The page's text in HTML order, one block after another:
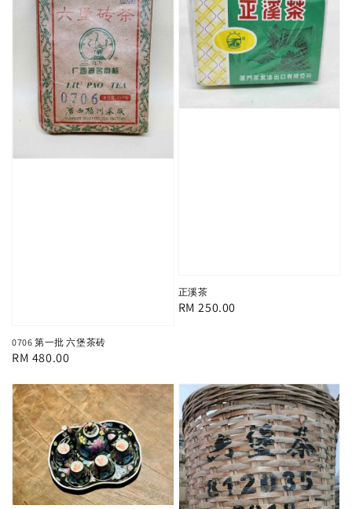
0706 第一批 六堡茶砖
Regular
RM 480.00
正溪茶
Regular
RM 250.00